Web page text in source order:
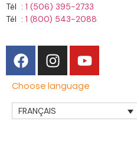
Tél : 1 (506) 395-2733
Tél : 1 (800) 543-2088
Choose language
FRANÇAIS